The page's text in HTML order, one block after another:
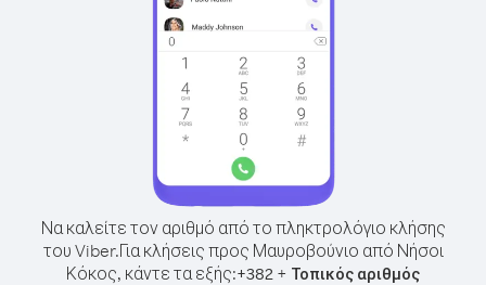
Να καλείτε τον αριθμό από το πληκτρολόγιο κλήσης
του Viber.Για κλήσεις προς Μαυροβούνιο από Νήσοι
Κόκος, κάντε τα εξής:+382 + Τοπικός αριθμός